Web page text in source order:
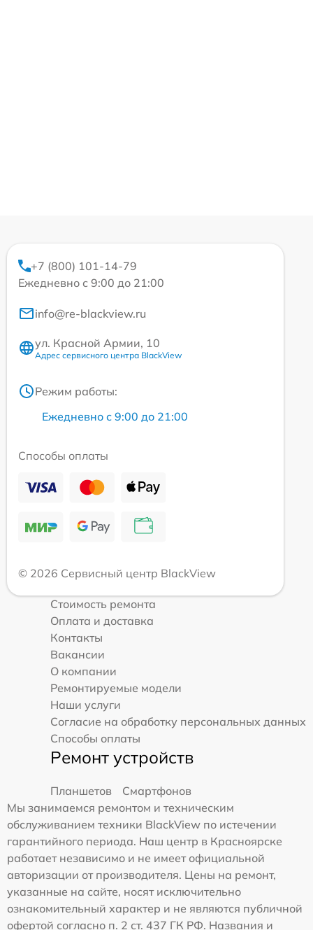
+7 (800) 101-14-79
Ежедневно с 9:00 до 21:00
info@re-blackview.ru
ул. Красной Армии, 10
Адрес сервисного центра BlackView
Режим работы:
Ежедневно с 9:00 до 21:00
Способы оплаты
© 2026 Сервисный центр BlackView
Стоимость ремонта
Оплата и доставка
Контакты
Вакансии
О компании
Ремонтируемые модели
Наши услуги
Согласие на обработку персональных данных
Способы оплаты
Ремонт устройств
Планшетов
Смартфонов
Мы занимаемся ремонтом и техническим
обслуживанием техники BlackView по истечении
гарантийного периода. Наш центр в Красноярске
работает независимо и не имеет официальной
авторизации от производителя. Цены на ремонт,
указанные на сайте, носят исключительно
ознакомительный характер и не являются публичной
офертой согласно п. 2 ст. 437 ГК РФ. Названия и